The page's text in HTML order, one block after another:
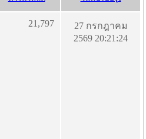
21,797
27 กรกฎาคม
2569 20:21:24